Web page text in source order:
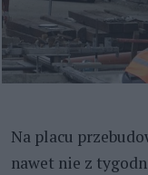
Na placu
nawet nie z